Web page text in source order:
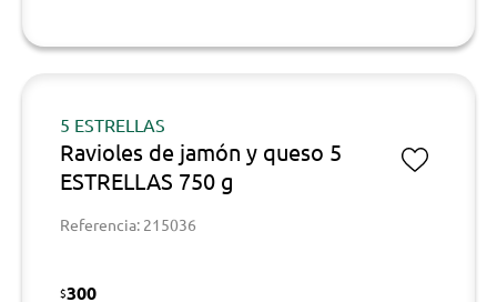
5 ESTRELLAS
Ravioles de jamón y queso 5
ESTRELLAS 750 g
Referencia: 215036
$300